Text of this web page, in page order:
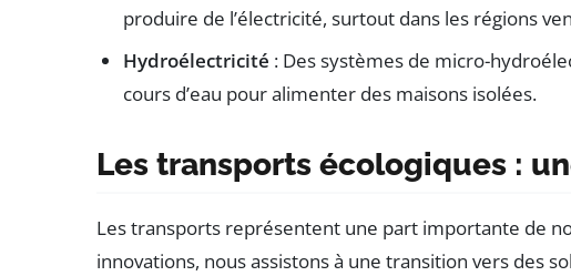
produire de l’électricité, surtout dans les régions
Hydroélectricité : Des systèmes de micro-
cours d’eau pour alimenter des maisons isolées.
Les transports écologiques :
Les transports représentent une part importante de
innovations, nous assistons à une transition vers des